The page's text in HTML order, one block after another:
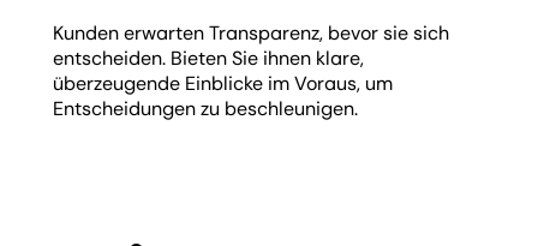
Kunden erwarten Transparenz, bevor sie sich
entscheiden. Bieten Sie ihnen klare,
überzeugende Einblicke im Voraus, um
Entscheidungen zu beschleunigen.